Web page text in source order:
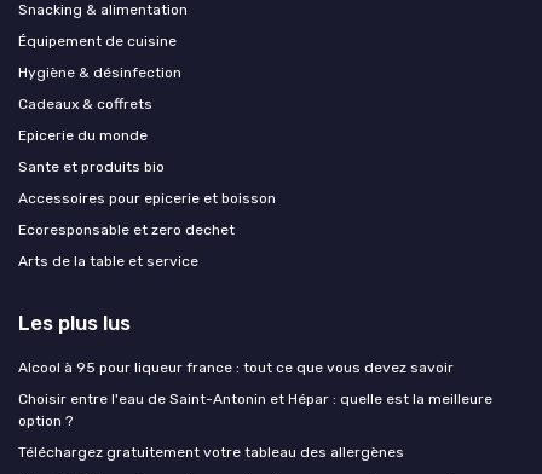
Snacking & alimentation
Équipement de cuisine
Hygiène & désinfection
Cadeaux & coffrets
Epicerie du monde
Sante et produits bio
Accessoires pour epicerie et boisson
Ecoresponsable et zero dechet
Arts de la table et service
Les plus lus
Alcool à 95 pour liqueur france : tout ce que vous devez savoir
Choisir entre l'eau de Saint-Antonin et Hépar : quelle est la meilleure
option ?
Téléchargez gratuitement votre tableau des allergènes